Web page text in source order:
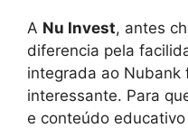
A Nu Invest, antes
diferencia pela
integrada ao Nubank
interessante. Para
e conteúdo